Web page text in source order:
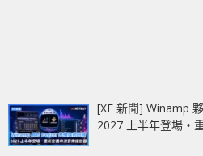
[XF 新聞] Winamp
2027 上半年登場‧